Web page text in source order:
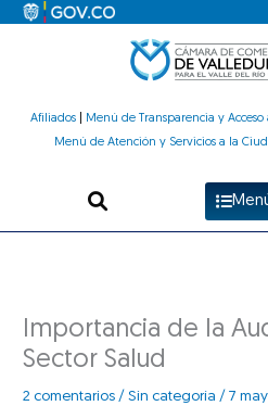
Afiliados| Menú de Transparencia y
Menú de Atención y Servicios a la
Importancia de la
Sector Salud
2 comentarios /Sin categoría / 7